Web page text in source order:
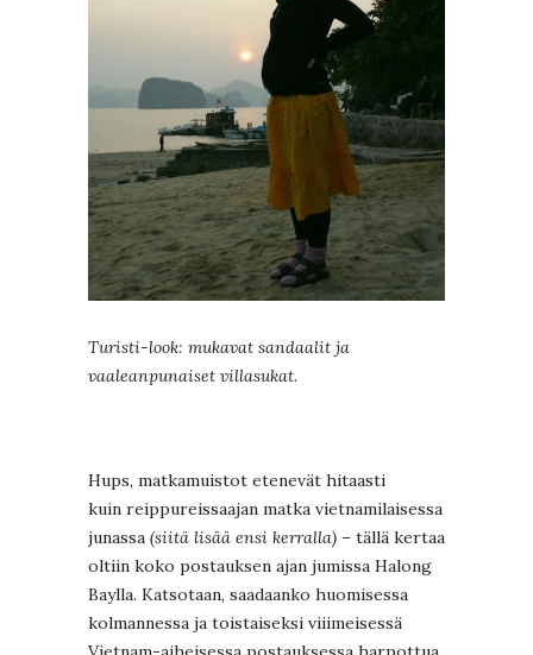
Turisti-look: mukavat sandaalit ja
vaaleanpunaiset villasukat.
Hups, matkamuistot etenevät hitaasti
kuin reippureissaajan matka vietnamilaisessa
junassa (siitä lisää ensi kerralla) – tällä kertaa
oltiin koko postauksen ajan jumissa Halong
Baylla. Katsotaan, saadaanko huomisessa
kolmannessa ja toistaiseksi viiimeisessä